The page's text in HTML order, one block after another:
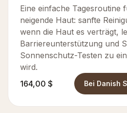
Eine einfache Tagesroutine
neigende Haut: sanfte
wenn die Haut es verträgt,
Barriereunterstützung und
Sonnenschutz-Testen zu
wird.
164,00 $
Bei Danish